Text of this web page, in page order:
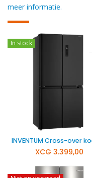
meer informatie.
In stock
XCG 3.399,00